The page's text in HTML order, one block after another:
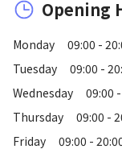
Opening
Monday
09:00 -
Tuesday
09:00 -
Wednesday
09:00
Thursday
09:00 -
Friday
09:00 -